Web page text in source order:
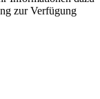
zur Verfügung